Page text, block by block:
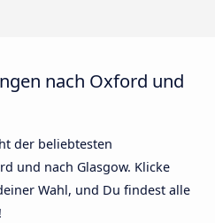
nach Oxford und
der beliebtesten
und nach Glasgow. Klicke
Wahl, und Du findest alle